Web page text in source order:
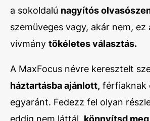
a sokoldalú nagyítós
szemüveges vagy, akár nem, ez
vívmány tökéletes választás.
A MaxFocus névre keresztelt
háztartásba ajánlott, férfiaknak
egyaránt. Fedezz fel olyan